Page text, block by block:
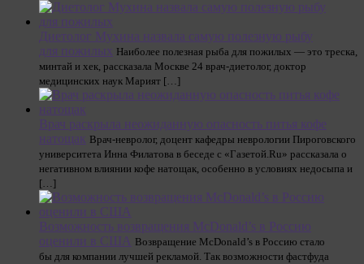
Диетолог Мухина назвала самую полезную рыбу
для пожилых Наиболее полезная рыба для пожилых — это треска,
минтай и хек, рассказала Москве 24 врач-диетолог, доктор
медицинских наук Марият […]
Врач раскрыла неожиданную опасность питья кофе
натощак Врач-невролог, доцент кафедры неврологии Пироговского
университета Инна Филатова в беседе с «Газетой.Ru» рассказала о
негативном влиянии кофе натощак, особенно в условиях недосыпа и
[…]
Возможность возвращения McDonald’s в Россию
оценили в США Возвращение McDonald’s в Россию стало
бы для компании лучшей рекламой. Так возможности фастфуда